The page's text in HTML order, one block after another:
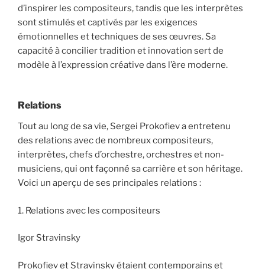
d’inspirer les compositeurs, tandis que les interprètes
sont stimulés et captivés par les exigences
émotionnelles et techniques de ses œuvres. Sa
capacité à concilier tradition et innovation sert de
modèle à l’expression créative dans l’ère moderne.
Relations
Tout au long de sa vie, Sergei Prokofiev a entretenu
des relations avec de nombreux compositeurs,
interprètes, chefs d’orchestre, orchestres et non-
musiciens, qui ont façonné sa carrière et son héritage.
Voici un aperçu de ses principales relations :
1. Relations avec les compositeurs
Igor Stravinsky
Prokofiev et Stravinsky étaient contemporains et